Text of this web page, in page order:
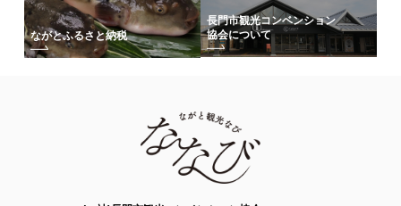
ながとふるさと納税
長門市観光コンベンション
協会について